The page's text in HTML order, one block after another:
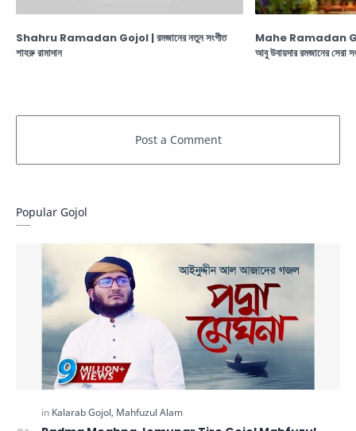
Shahru Ramadan Gojol | রমজানের নতুন সংগীত
শাহরু রামাদান
Mahe Ramadan
আবু উবায়দার রমজানের সেরা
Popular Gojol